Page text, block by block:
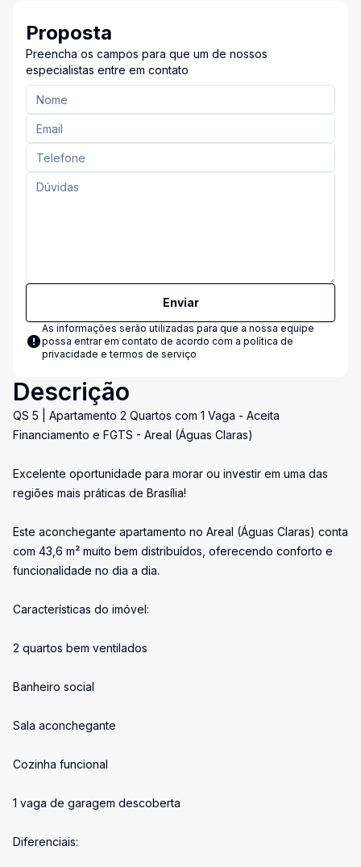
Proposta
Preencha os campos para que um de nossos
especialistas entre em contato
Enviar
As informações serão utilizadas para que a nossa equipe
possa entrar em contato de acordo com a política de
privacidade e termos de serviço
Descrição
QS 5 | Apartamento 2 Quartos com 1 Vaga - Aceita
Financiamento e FGTS - Areal (Águas Claras)
Excelente oportunidade para morar ou investir em uma das
regiões mais práticas de Brasília!
Este aconchegante apartamento no Areal (Águas Claras) conta
com 43,6 m² muito bem distribuídos, oferecendo conforto e
funcionalidade no dia a dia.
Características do imóvel:
2 quartos bem ventilados
Banheiro social
Sala aconchegante
Cozinha funcional
1 vaga de garagem descoberta
Diferenciais: